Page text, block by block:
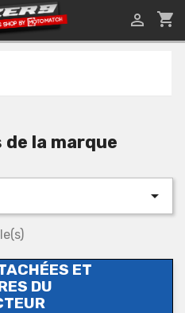
shopping_cart

la marque

ET
DU